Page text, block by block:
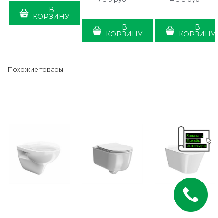
В
КОРЗИНУ
В
КОРЗИНУ
В
КОРЗИНУ
Похожие товары